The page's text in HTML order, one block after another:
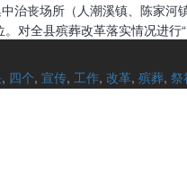
丧场所（人潮溪镇、陈家
全县殡葬改革落实情况进行“
, 四个, 宣传, 工作, 改革, 殡葬, 祭